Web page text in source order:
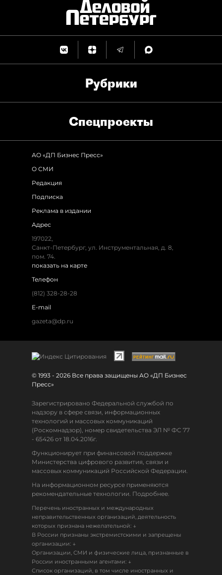
Рубрики
Спец­проекты
АО «ДП Бизнес Пресс»
О СМИ
Редакция
Подписка
Реклама в издании
Адрес
197022,
Санкт-Петербург, ул. Инструментальная, д. 8,
пом. 74.
показать на карте
Телефон
(812) 328-28-28
E-mail
gazeta@dp.ru
© 1993 - 2026 Все права защищены АО «ДП Бизнес
Пресс»
Зарегистрировано Федеральной службой по
надзору в сфере связи, информационных
технологий и массовых коммуникаций
(Роскомнадзор), номер свидетельства ЭЛ № ФС 77
- 65426 от 18.04.2016г.
Функционирует при финансовой поддержке
Министерства цифрового развития, связи и
массовых коммуникаций Российской Федерации.
На информационном ресурсе применяются
рекомендательные технологии. Подробнее.
Перечень иностранных и международных
неправительственных организаций, деятельность
которых признана нежелательной: ↓
В России признаны экстремистскими и запрещены
организации: ↓
Организации, СМИ и физические лица, признанные в
России иностранными агентами: ↓
Список организаций, в том числе иностранных и